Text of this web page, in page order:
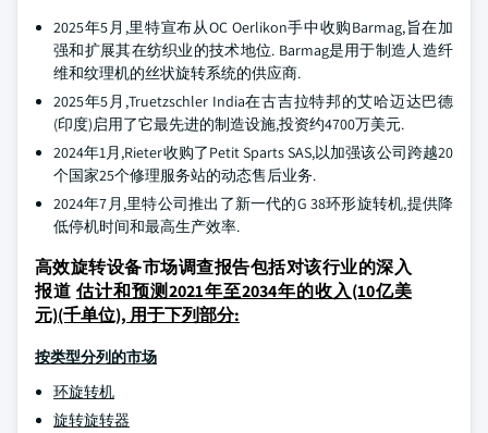
2025年5月,里特宣布从OC Oerlikon手中收购Barmag,旨在加
强和扩展其在纺织业的技术地位. Barmag是用于制造人造纤
维和纹理机的丝状旋转系统的供应商.
2025年5月,Truetzschler India在古吉拉特邦的艾哈迈达巴德
(印度)启用了它最先进的制造设施,投资约4700万美元.
2024年1月,Rieter收购了Petit Sparts SAS,以加强该公司跨越20
个国家25个修理服务站的动态售后业务.
2024年7月,里特公司推出了新一代的G 38环形旋转机,提供降
低停机时间和最高生产效率.
高效旋转设备市场调查报告包括对该行业的深入
报道 估计和预测2021年至2034年的收入(10亿美
元)(千单位), 用于下列部分:
按类型分列的市场
环旋转机
旋转旋转器